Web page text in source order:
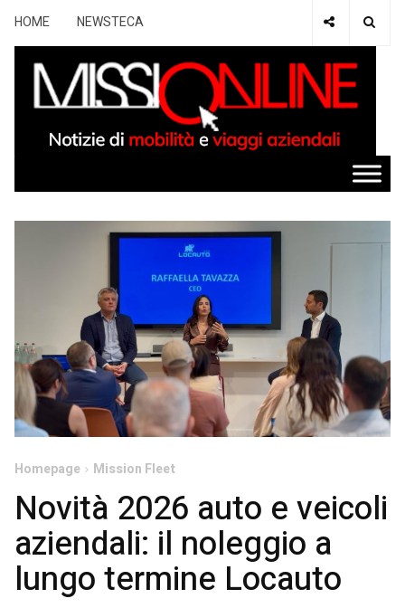
HOME NEWSTECA
Homepage Mission Fleet
Novità 2026 auto e veicoli
aziendali: il noleggio a
lungo termine Locauto